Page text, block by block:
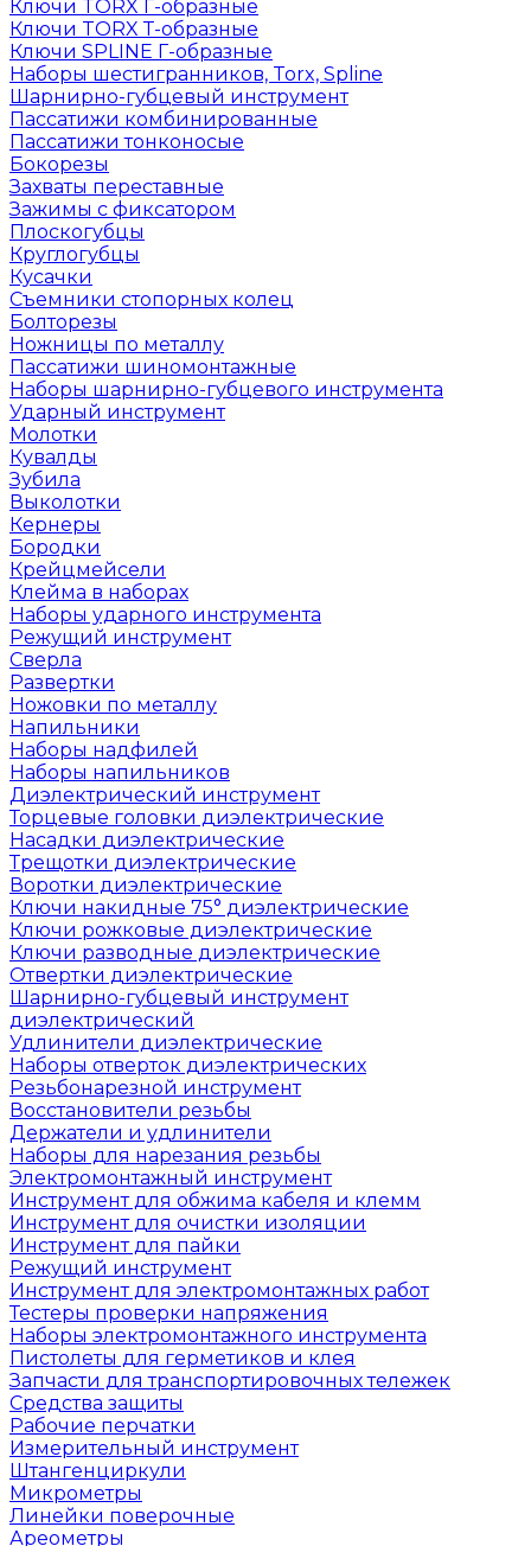
Ключи TORX Г-образные
Ключи TORX Т-образные
Ключи SPLINE Г-образные
Наборы шестигранников, Torx, Spline
Шарнирно-губцевый инструмент
Пассатижи комбинированные
Пассатижи тонконосые
Бокорезы
Захваты переставные
Зажимы с фиксатором
Плоскогубцы
Круглогубцы
Кусачки
Съемники стопорных колец
Болторезы
Ножницы по металлу
Пассатижи шиномонтажные
Наборы шарнирно-губцевого инструмента
Ударный инструмент
Молотки
Кувалды
Зубила
Выколотки
Кернеры
Бородки
Крейцмейсели
Клейма в наборах
Наборы ударного инструмента
Режущий инструмент
Сверла
Развертки
Ножовки по металлу
Напильники
Наборы надфилей
Наборы напильников
Диэлектрический инструмент
Торцевые головки диэлектрические
Насадки диэлектрические
Трещотки диэлектрические
Воротки диэлектрические
Ключи накидные 75° диэлектрические
Ключи рожковые диэлектрические
Ключи разводные диэлектрические
Отвертки диэлектрические
Шарнирно-губцевый инструмент
диэлектрический
Удлинители диэлектрические
Наборы отверток диэлектрических
Резьбонарезной инструмент
Восстановители резьбы
Держатели и удлинители
Наборы для нарезания резьбы
Электромонтажный инструмент
Инструмент для обжима кабеля и клемм
Инструмент для очистки изоляции
Инструмент для пайки
Режущий инструмент
Инструмент для электромонтажных работ
Тестеры проверки напряжения
Наборы электромонтажного инструмента
Пистолеты для герметиков и клея
Запчасти для транспортировочных тележек
Средства защиты
Рабочие перчатки
Измерительный инструмент
Штангенциркули
Микрометры
Линейки поверочные
Ареометры